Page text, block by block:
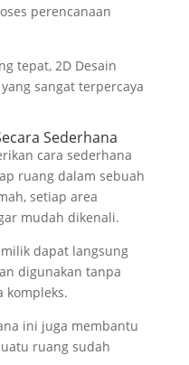
perencanaan
tepat, 2D Desain
sangat terpercaya
Sederhana
cara sederhana
ruang dalam sebuah
setiap area
mudah dikenali.
dapat langsung
digunakan tanpa
kompleks.
ini juga membantu
ruang sudah